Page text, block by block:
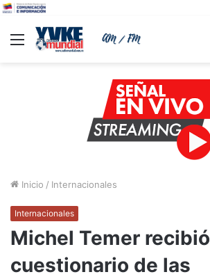
Menu
Inicio / Internacionales
Internacionales
Michel Temer recibió
cuestionario de las